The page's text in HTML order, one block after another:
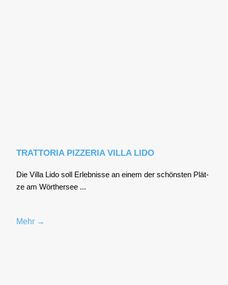
TRATTORIA PIZZERIA VILLA LIDO
Die Vil­la Lido soll Erleb­nis­se an einem der schöns­ten Plät­
ze am Wör­ther­see ...
Mehr →